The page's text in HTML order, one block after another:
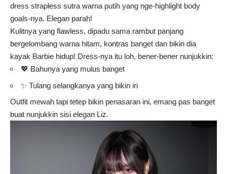
dress strapless sutra warna putih yang nge-highlight body
goals-nya. Elegan parah!
Kulitnya yang flawless, dipadu sama rambut panjang
bergelombang warna hitam, kontras banget dan bikin dia
kayak Barbie hidup! Dress-nya itu loh, bener-bener nunjukkin:
💖 Bahunya yang mulus banget
✨ Tulang selangkanya yang bikin iri
Outfit mewah tapi tetep bikin penasaran ini, emang pas banget
buat nunjukkin sisi elegan Liz.